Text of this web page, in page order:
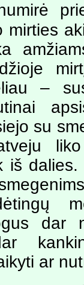
mirties
–
su
iš
dar
ar